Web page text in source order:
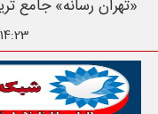
«تهران رسانه» جامع